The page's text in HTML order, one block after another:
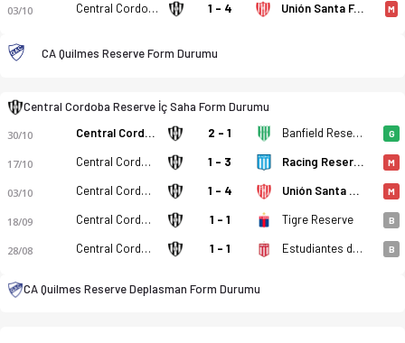
Central Cordoba Reserve - CA Quilmes Reserve 0-1 bitti.
03/10 Central Cordoba Reserve 1 - 4 Unión Santa Fe Reserve M
CA Quilmes Reserve Form Durumu
Central Cordoba Reserve İç Saha Form Durumu
30/10 Central Cordoba Reserve 2 - 1 Banfield Reserve G
17/10 Central Cordoba Reserve 1 - 3 Racing Reserve M
03/10 Central Cordoba Reserve 1 - 4 Unión Santa Fe Reserve M
18/09 Central Cordoba Reserve 1 - 1 Tigre Reserve B
28/08 Central Cordoba Reserve 1 - 1 Estudiantes de La Plata Reserve B
CA Quilmes Reserve Deplasman Form Durumu